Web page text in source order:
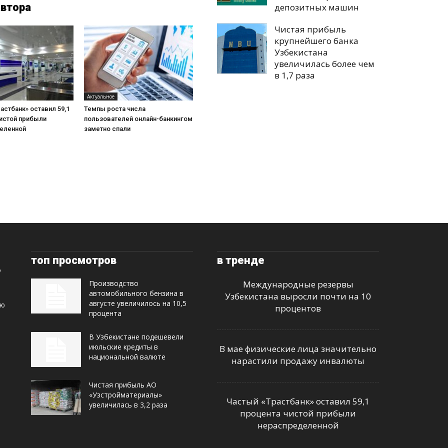
оставил 59,1
прибыли
Актуальное
Темпы роста числа
пользователей онлайн-банкингом
заметно спали
депозитных машин
Чистая прибыль
крупнейшего банка
Узбекистана
увеличилась более чем
в 1,7 раза
топ просмотров
Производство
автомобильного бензина в
августе увеличилось на 10,5
процента
В Узбекистане подешевели
июльские кредиты в
национальной валюте
Чистая прибыль АО
«Узстройматериалы»
увеличилась в 3,2 раза
в тренде
Международные резервы
Узбекистана выросли почти на 10
процентов
В мае физические лица значительно
нарастили продажу инвалюты
Частый «Трастбанк» оставил 59,1
процента чистой прибыли
нераспределенной